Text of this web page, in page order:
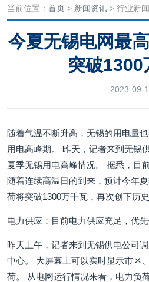
当前位置： 首页 > 新闻资讯 > 行业新闻
今夏无锡电网最
突破1300
2023-09-
随着气温不断升高，无锡的用电量
用电高峰期。 昨天，记者来到无锡
夏季无锡用电高峰情况。 据悉，目
随着连续高温日的到来，预计今年
荷将突破1300万千瓦，再次创下历史
电力供应：目前电力供应充足，优先
昨天上午，记者来到无锡供电公司
中心。 大屏幕上可以实时显示市区
荷。 从电网运行情况来看，电力负